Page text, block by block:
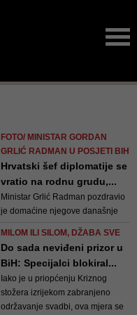
FOTO/ MINISTAR GORDAN
GRLIĆ RADMAN U POSJETI BIH
Hrvatski šef diplomatije se
vratio na rodnu grudu,...
Ministar Grlić Radman pozdravio
je domaćine njegove današnje
posjete, prije svega jer se radi o
njegovom rodnom kraju za koji je
i danas vezan
MILOM ILI SILOM, DŽABA SVE
Do sada neviđeni prizor u
BiH: Specijalci blokiral...
Iako je u priopćenju Kriznog
stožera izrijekom zabranjeno
održavanje svadbi, ova mjera se